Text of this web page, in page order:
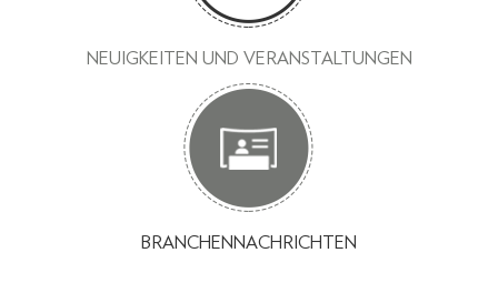
NEUIGKEITEN UND VERANSTALTUNGEN
BRANCHENNACHRICHTEN